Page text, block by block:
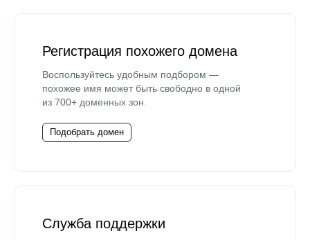
Регистрация похожего домена
Воспользуйтесь удобным подбором —
похожее имя может быть свободно в одной
из 700+ доменных зон.
Подобрать домен
Служба поддержки